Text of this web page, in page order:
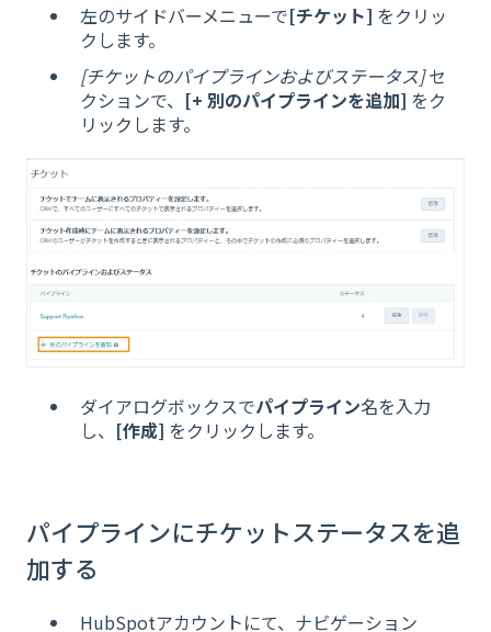
左のサイドバーメニューで[チケット] をクリッ
クします。
[チケットのパイプラインおよびステータス]セ
クションで、 [+ 別のパイプラインを追加] をク
リックします。
ダイアログボックスでパイプライン名を入力
し、 [作成] をクリックします。
パイプラインにチケットステータスを追
加する
HubSpotアカウントにて、ナビゲーション